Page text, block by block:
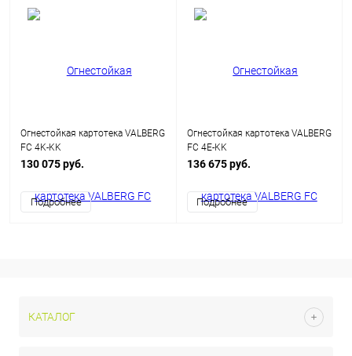
Огнестойкая картотека VALBERG
FC 4K-KK
130 075 руб.
Подробнее
Огнестойкая картотека VALBERG
FC 4E-KK
136 675 руб.
Подробнее
КАТАЛОГ